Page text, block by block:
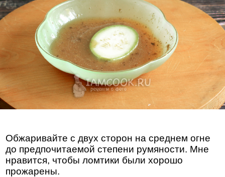
Обжаривайте с двух сторон на среднем огне
до предпочитаемой степени румяности. Мне
нравится, чтобы ломтики были хорошо
прожарены.